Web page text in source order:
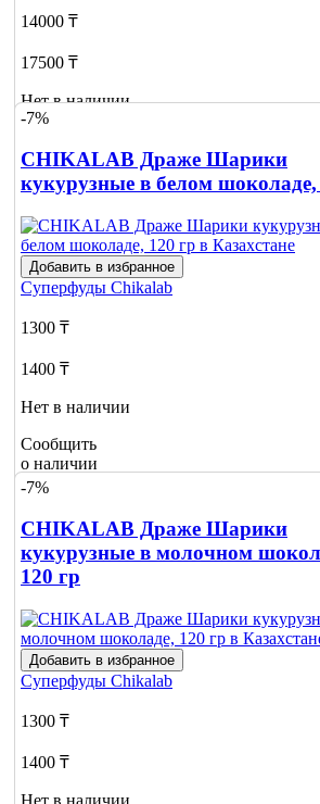
14000 ₸
17500 ₸
Нет в наличии
о наличии
-7%
CHIKALAB Драже Шарики
кукурузные в белом шоколаде,
Добавить в избранное
Суперфуды Chikalab
1300 ₸
1400 ₸
Нет в наличии
Сообщить
о наличии
-7%
CHIKALAB Драже Шарики
кукурузные в молочном
120 гр
Добавить в избранное
Суперфуды Chikalab
1300 ₸
1400 ₸
Нет в наличии